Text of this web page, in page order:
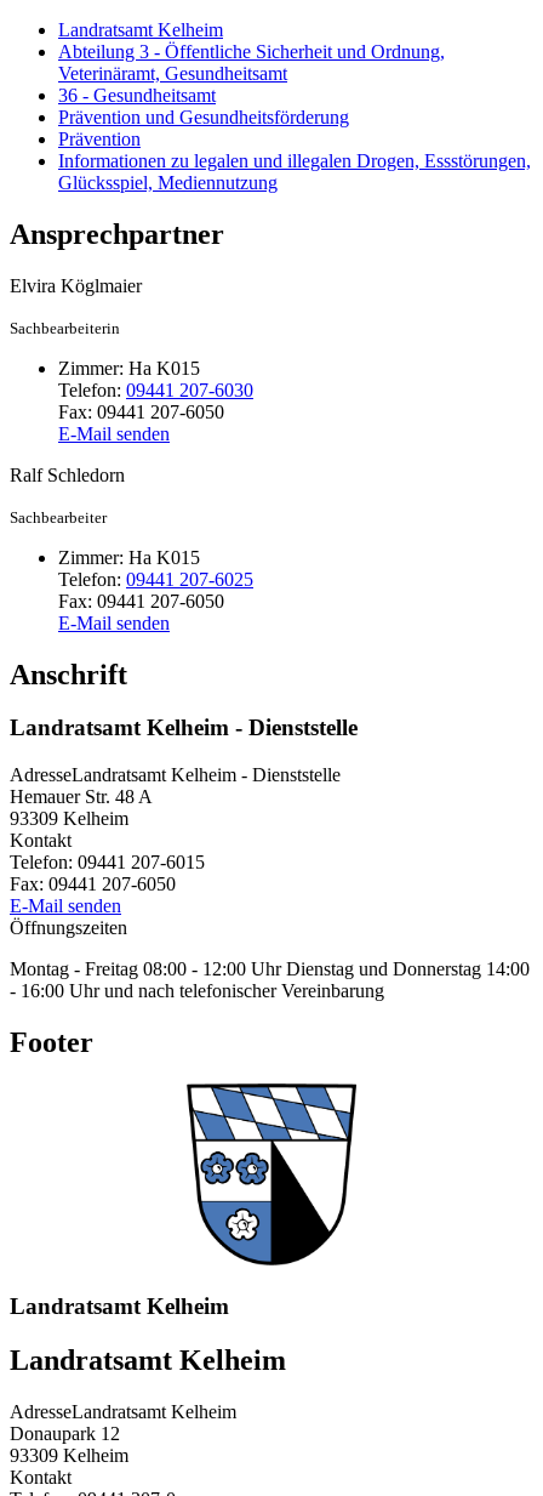
Landratsamt Kelheim
Abteilung 3 - Öffentliche Sicherheit und Ordnung,
Veterinäramt, Gesundheitsamt
36 - Gesundheitsamt
Prävention und Gesundheitsförderung
Prävention
Informationen zu legalen und illegalen Drogen, Essstörungen,
Glücksspiel, Mediennutzung
Ansprechpartner
Elvira Köglmaier
Sachbearbeiterin
Zimmer: Ha K015
Telefon: 09441 207-6030
Fax: 09441 207-6050
E-Mail senden
Ralf Schledorn
Sachbearbeiter
Zimmer: Ha K015
Telefon: 09441 207-6025
Fax: 09441 207-6050
E-Mail senden
Anschrift
Landratsamt Kelheim - Dienststelle
AdresseLandratsamt Kelheim - Dienststelle
Hemauer Str. 48 A
93309 Kelheim
Kontakt
Telefon: 09441 207-6015
Fax: 09441 207-6050
E-Mail senden
Öffnungszeiten
Montag - Freitag 08:00 - 12:00 Uhr Dienstag und Donnerstag 14:00
- 16:00 Uhr und nach telefonischer Vereinbarung
Footer
Landratsamt Kelheim
Landratsamt Kelheim
AdresseLandratsamt Kelheim
Donaupark 12
93309 Kelheim
Kontakt